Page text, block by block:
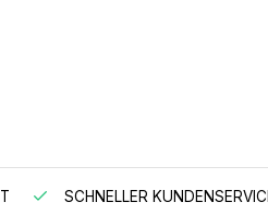
SCHNELLER